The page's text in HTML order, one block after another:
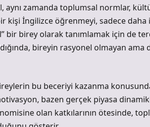
aynı zamanda toplumsal normlar,
İngilizce öğrenmeyi, sadece daha
bir birey olarak tanımlamak için de
bireyin rasyonel olmayan
bu beceriyi kazanma
bazen gerçek piyasa
olan katkılarının ötesinde,